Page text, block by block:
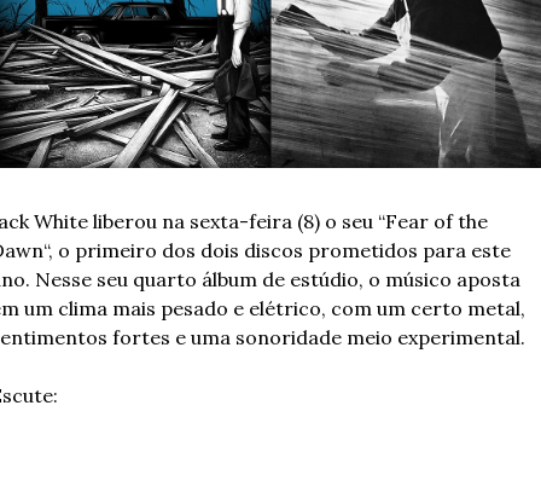
White liberou na sexta-feira (8) o seu “Fear of the
o primeiro dos dois discos prometidos para este
Nesse seu quarto álbum de estúdio, o músico aposta
um clima mais pesado e elétrico, com um certo metal,
fortes e uma sonoridade meio experimental.